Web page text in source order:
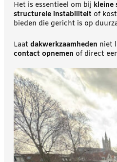
Het is essentieel om bij kleine
structurele instabiliteit of
bieden die gericht is op
Laat dakwerkzaamheden niet
contact opnemen of direct